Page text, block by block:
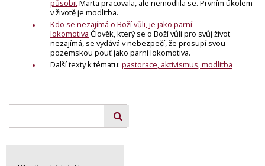
působitMarta pracovala, ale nemodlila se. Prvním úkolem
v životě je modlitba.
Kdo se nezajímá o Boží vůli, je jako parní
lokomotiva Člověk, který se o Boží vůli pro svůj život
nezajímá, se vydává v nebezpečí, že prosupí svou
pozemskou pouť jako parní lokomotiva.
Další texty k tématu: pastorace, aktivismus, modlitba